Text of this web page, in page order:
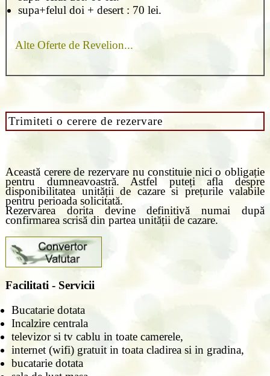
supa+felul doi + desert : 70 lei.
Alte Oferte de Revelion...
Trimiteti o cerere de rezervare
Această cerere de rezervare nu constituie nici o obligație
pentru dumneavoastră. Astfel puteți afla despre
disponibilitatea unității de cazare si prețurile valabile
pentru perioada solicitată.
Rezervarea dorita devine definitivă numai după
confirmarea scrisă din partea unității de cazare.
Facilitati - Servicii
Bucatarie dotata
Incalzire centrala
televizor si tv cablu in toate camerele,
internet (wifi) gratuit in toata cladirea si in gradina,
bucatarie dotata